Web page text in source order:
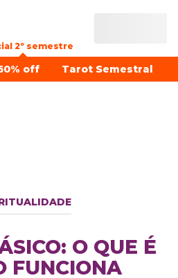
2º semestre
off Tarot Semestral
O QUE É
FUNCIONA